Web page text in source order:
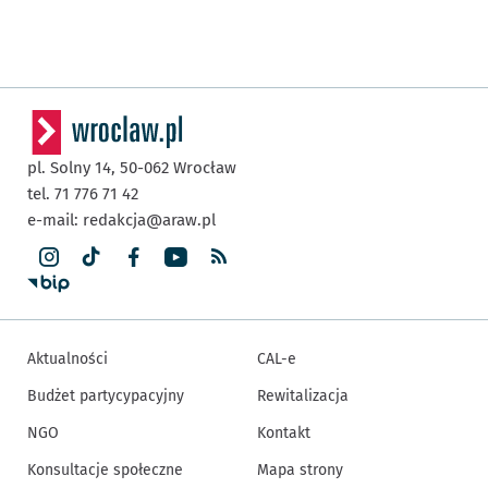
pl. Solny 14, 50-062 Wrocław
tel. 71 776 71 42
e-mail: redakcja@araw.pl
Aktualności
Budżet partycypacyjny
NGO
Konsultacje społeczne
CAL-e
Rewitalizacja
Kontakt
Mapa strony